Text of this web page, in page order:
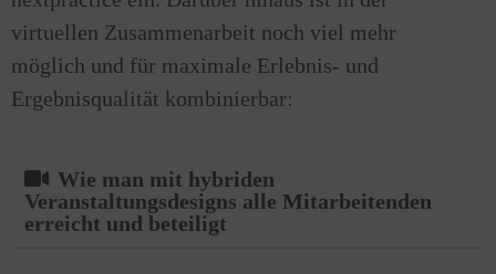
virtuellen Zusammenarbeit noch viel mehr
möglich und für maximale Erlebnis- und
Ergebnisqualität kombinierbar:
Wie man mit hybriden
Veranstaltungsdesigns alle Mitarbeitenden
erreicht und beteiligt